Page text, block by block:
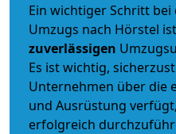
Ein wichtiger Schritt
Umzugs nach Hörstel
zuverlässigen
Es ist wichtig,
Unternehmen über die
und Ausrüstung
erfolgreich